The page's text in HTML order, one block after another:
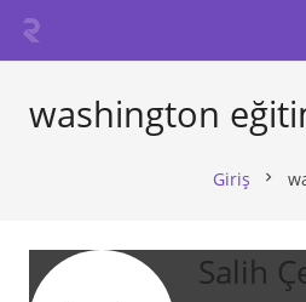
washington
Giriş chevron_right
Salih